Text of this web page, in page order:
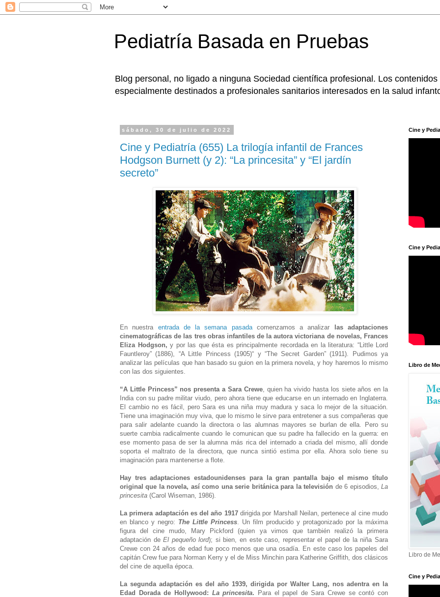
Pediatría Basada en Pruebas
Blog personal, no ligado a ninguna Sociedad científica profesional. Los
especialmente destinados a profesionales sanitarios interesados en la salud
sábado, 30 de julio de 2022
Cine y Pediatría (655) La trilogía infantil de Frances
Hodgson Burnett (y 2): “La princesita” y “El jardín
secreto”
En nuestra entrada de la semana pasadacomenzamos a analizar
las adaptaciones
cinematográficas de las tres obras infantiles de la autora victoriana de novelas, Frances
Eliza Hodgson, y por las que ésta es principalmente recordada en la literatura: “Little Lord
Fauntleroy” (1886), “A Little Princess (1905)“ y “The Secret Garden” (1911). Pudimos ya
analizar las películas que han basado su guion en la primera novela, y hoy haremos lo mismo
con las dos siguientes.
“A Little Princess” nos presenta a Sara Crewe, quien ha vivido hasta los siete años en la
India con su padre militar viudo, pero ahora tiene que educarse en un internado en Inglaterra.
El cambio no es fácil, pero Sara es una niña muy madura y saca lo mejor de la situación.
Tiene una imaginación muy viva, que lo mismo le sirve para entretener a sus compañeras que
para salir adelante cuando la directora o las alumnas mayores se burlan de ella. Pero su
suerte cambia radicalmente cuando le comunican que su padre ha fallecido en la guerra: en
ese momento pasa de ser la alumna más rica del internado a criada del mismo, allí donde
soporta el maltrato de la directora, que nunca sintió estima por ella. Ahora solo tiene su
imaginación para mantenerse a flote.
Hay tres adaptaciones estadounidenses para la gran pantalla bajo el mismo título
original que la novela, así como una serie británica para la televisión de 6 episodios,La
princesita (Carol Wiseman, 1986).
La primera adaptación es del año 1917dirigida por Marshall Neilan, pertenece al cine mudo
en blanco y negro: The Little Princess . Un film producido y protagonizado por la máxima
figura del cine mudo, Mary Pickford (quien ya vimos que también realizó la primera
adaptación deEl pequeño lord); si bien, en este caso, representar el papel de la niña Sara
Crewe con 24 años de edad fue poco menos que una osadía. En este caso los papeles del
capitán Crew fue para Norman Kerry y el de Miss Minchin para Katherine Griffith, dos clásicos
del cine de aquella época.
La segunda adaptación es del año 1939, dirigida por Walter Lang, nos adentra en la
Edad Dorada de Hollywood: La princesita.
Para el papel de Sara Crewe se contó con
Cine y
Cine y
Libro de
Libro de
Cine y